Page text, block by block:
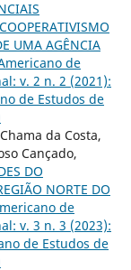
UMA AGÊNCIA
de
v. 2 n. 2 (2021):
de Estudos de
da Costa,
Cançado,
DO
NORTE DO
de
v. 3 n. 3 (2023):
de Estudos de